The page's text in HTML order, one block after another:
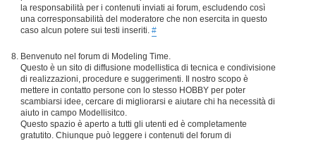
la responsabilità per i contenuti inviati ai forum, escludendo così
una corresponsabilità del moderatore che non esercita in questo
caso alcun potere sui testi inseriti. #
Benvenuto nel forum di Modeling Time.
Questo è un sito di diffusione modellistica di tecnica e condivisione
di realizzazioni, procedure e suggerimenti. Il nostro scopo è
mettere in contatto persone con lo stesso HOBBY per poter
scambiarsi idee, cercare di migliorarsi e aiutare chi ha necessità di
aiuto in campo Modellisitco.
Questo spazio è aperto a tutti gli utenti ed è completamente
gratutito. Chiunque può leggere i contenuti del forum di